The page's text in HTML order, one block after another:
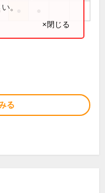
。
×閉じる
る